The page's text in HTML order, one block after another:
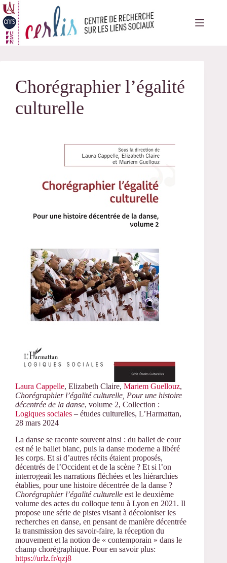
Passer
au
contenu
Chorégraphier l’égalité
culturelle
Laura Cappelle, Elizabeth Claire, Mariem Guellouz,
Chorégraphier l’égalité culturelle, Pour une histoire
décentrée de la danse, volume 2, Collection :
Logiques sociales – études culturelles, L’Harmattan,
28 mars 2024
La danse se raconte souvent ainsi : du ballet de cour
est né le ballet blanc, puis la danse moderne a libéré
les corps. Et si d’autres récits étaient proposés,
décentrés de l’Occident et de la scène ? Et si l’on
interrogeait les narrations fléchées et les hiérarchies
établies, pour une histoire décentrée de la danse ?
Chorégraphier l’égalité culturelle est le deuxième
volume des actes du colloque tenu à Lyon en 2021. Il
propose une série de pistes visant à décoloniser les
recherches en danse, en pensant de manière décentrée
la transmission des savoir-faire, la réception du
mouvement et la notion de « contemporain » dans le
champ chorégraphique. Pour en savoir plus:
https://urlz.fr/qzj8